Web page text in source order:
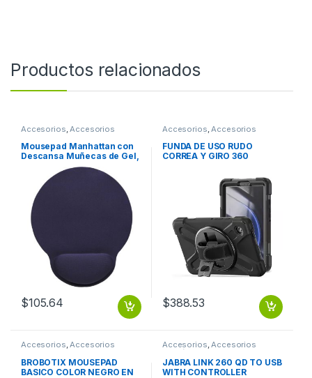
Productos relacionados
Accesorios Accesorios
Mousepad Manhattan con
Descansa Muñecas de Gel,
20x24cm, Grosor 4mm,
Azul Marino TIPO GEL
ERGONOMICO AZUL
MARINO
$105.64
Accesorios Accesorios
Notebook / Tablet
FUNDA DE USO RUDO
CORREA Y GIRO 360
$388.53
Accesorios,Accesorios
BROBOTIX MOUSEPAD
BASICO COLOR NEGRO EN
Accesorios,Accesorios
Telefónicos
JABRA LINK 260 QD TO USB
WITH CONTROLLER